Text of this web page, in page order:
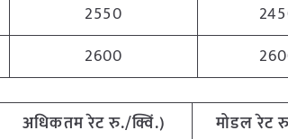
2550
2600
अधिकतम रेट रु./क्विं.)
मोडल रेट